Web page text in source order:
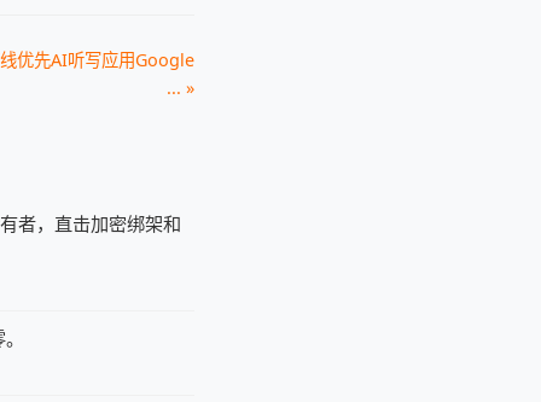
优先AI听写应用Google
... »
者，直击加密绑架和